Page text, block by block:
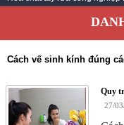
LIÊN HỆ
Cách vế sinh kính đúng
Quy
27/